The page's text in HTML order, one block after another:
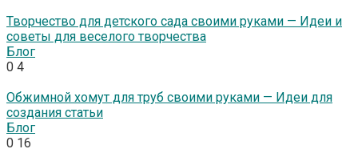
Творчество для детского сада своими руками — Идеи и
советы для веселого творчества
Блог
0 4
Обжимной хомут для труб своими руками — Идеи для
создания статьи
Блог
0 16